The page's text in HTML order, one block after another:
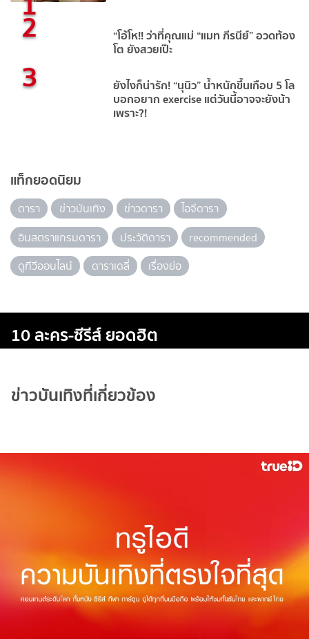
2 “โอ้โห!! ว่าที่คุณแม่ “แมท ภีรนีย์” อวดท้อง
โต ยังสวยเป๊ะ
3 ยังไงก็น่ารัก! “นุนิว” น้ำหนักขึ้นเกือบ 5 โล
บอกอยาก exercise แต่วันนี้อาจจะยังน้า
เพราะ?!
แท็กยอดนิยม
ดารา ข่าวบันเทิง ข่าวดารา
ไอจีดารา
อินสตราแกรมดารา
ประวัติดารา
recommended
ดูทีวีออนไลน์
ดาราเดลี่ เรื่องย่อ
10 ละคร-ซีรีส์ ยอดฮิต
ข่าวบันเทิงที่เกี่ยวข้อง